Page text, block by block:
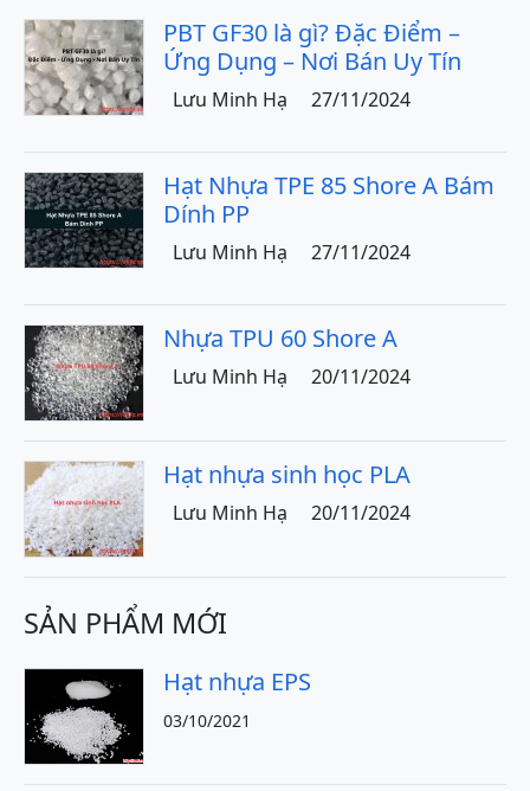
PBT GF30 là gì? Đặc Điểm –
Ứng Dụng – Nơi Bán Uy Tín
Lưu Minh Hạ 27/11/2024
Hạt Nhựa TPE 85 Shore A Bám
Dính PP
Lưu Minh Hạ 27/11/2024
Nhựa TPU 60 Shore A
Lưu Minh Hạ 20/11/2024
Hạt nhựa sinh học PLA
Lưu Minh Hạ 20/11/2024
SẢN PHẨM MỚI
Hạt nhựa EPS
03/10/2021